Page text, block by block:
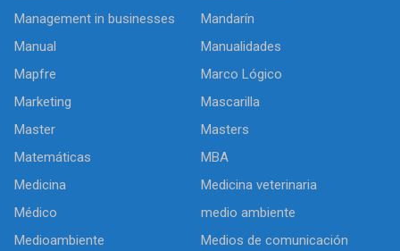
Management in businesses
Mandarín
Manual
Manualidades
Mapfre
Marco Lógico
Marketing
Mascarilla
Master
Masters
Matemáticas
MBA
Medicina
Medicina veterinaria
Médico
medio ambiente
Medioambiente
Medios de comunicación